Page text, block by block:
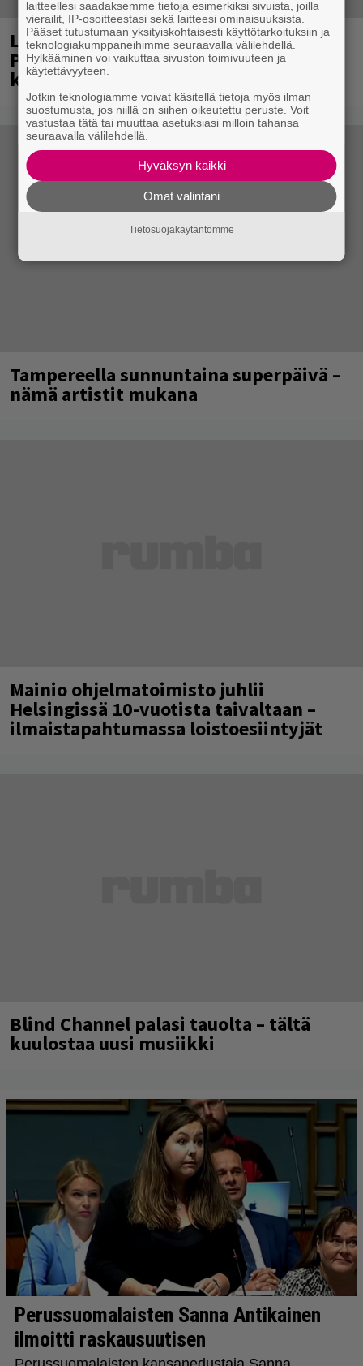
Laittomasta graffitista kiinni jäänyt
Paavo Arhinmäki jälleen spraypullo
kädessä – näitä puolueita ei kiinnosta
Tampereella sunnuntaina superpäivä –
nämä artistit mukana
Mainio ohjelmatoimisto juhlii
Helsingissä 10-vuotista taivaltaan –
ilmaistapahtumassa loistoesiintyjät
Blind Channel palasi tauolta – tältä
kuulostaa uusi musiikki
laitteellesi saadaksemme tietoja esimerkiksi sivuista, joilla
vierailit, IP-osoitteestasi sekä laitteesi ominaisuuksista.
Pääset tutustumaan yksityiskohtaisesti käyttötarkoituksiin ja
teknologiakumppaneihimme seuraavalla välilehdellä.
Hylkääminen voi vaikuttaa sivuston toimivuuteen ja
käytettävyyteen.
Jotkin teknologiamme voivat käsitellä tietoja myös ilman
suostumusta, jos niillä on siihen oikeutettu peruste. Voit
vastustaa tätä tai muuttaa asetuksiasi milloin tahansa
seuraavalla välilehdellä.
Hyväksyn kaikki
Omat valintani
Tietosuojakäytäntömme